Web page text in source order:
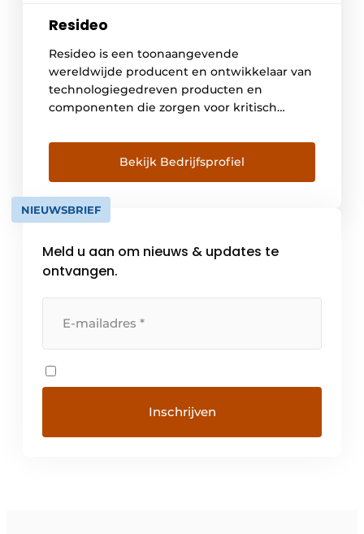
Resideo
Resideo is een toonaangevende
wereldwijde producent en ontwikkelaar van
technologiegedreven producten en
componenten die zorgen voor kritisch
beveiligingsoplossingen voor meer dan 150
miljoen huishoudens wereldwijd. Via onze
afdeling ADI Global Distribution zijn we ook
een toonaangevende groothandelaar in
beveiligingsproducten voor laagspanning en
commerciële en residentiële markten […]
Bekijk Bedrijfsprofiel
NIEUWSBRIEF
Meld u aan om nieuws & updates te
ontvangen.